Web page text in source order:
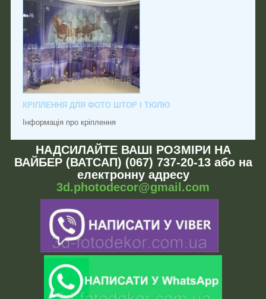
КРІПЛЕННЯ ДЛЯ ФОТО ШТОР І ТЮЛЮ
Інформація про кріплення
НАДСИЛАЙТЕ ВАШІ РОЗМІРИ НА
ВАЙБЕР (ВАТСАП) (067) 737-20-13 або на
електронну адресу
3d.photodecor@gmail.com